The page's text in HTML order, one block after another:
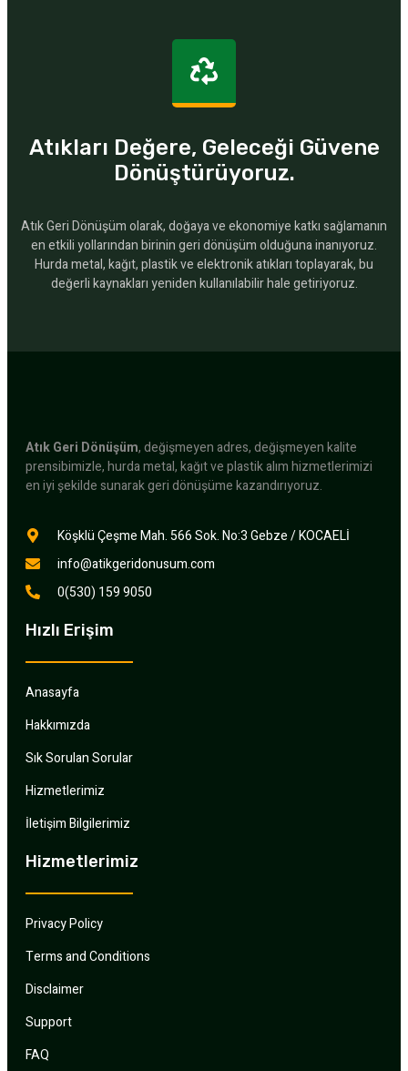
Atıkları Değere, Geleceği Güvene
Dönüştürüyoruz.
Atık Geri Dönüşüm olarak, doğaya ve ekonomiye katkı sağlamanın
en etkili yollarından birinin geri dönüşüm olduğuna inanıyoruz.
Hurda metal, kağıt, plastik ve elektronik atıkları toplayarak, bu
değerli kaynakları yeniden kullanılabilir hale getiriyoruz.
Atık Geri Dönüşüm, değişmeyen adres, değişmeyen kalite
prensibimizle, hurda metal, kağıt ve plastik alım hizmetlerimizi
en iyi şekilde sunarak geri dönüşüme kazandırıyoruz.
Köşklü Çeşme Mah. 566 Sok. No:3 Gebze / KOCAELİ
info@atikgeridonusum.com
0(530) 159 9050
Hızlı Erişim
Anasayfa
Hakkımızda
Sık Sorulan Sorular
Hizmetlerimiz
İletişim Bilgilerimiz
Hizmetlerimiz
Privacy Policy
Terms and Conditions
Disclaimer
Support
FAQ